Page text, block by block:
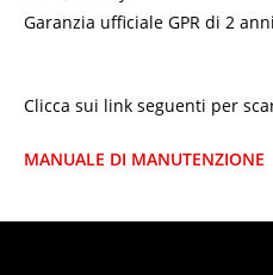
Garanzia ufficiale GPR di 2 anni
Clicca sui link seguenti per
MANUALE DI MANUTENZIONE